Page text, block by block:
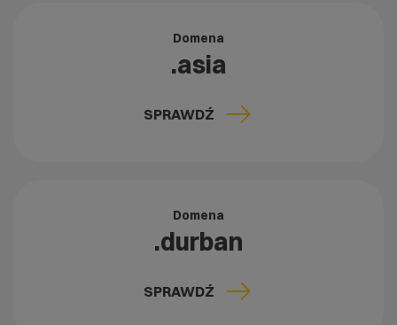
Domena
.asia
SPRAWDŹ
Domena
.durban
SPRAWDŹ